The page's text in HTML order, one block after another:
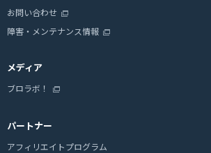
お問い合わせ
障害・メンテナンス情報
メディア
ブロラボ！
パートナー
アフィリエイトプログラム